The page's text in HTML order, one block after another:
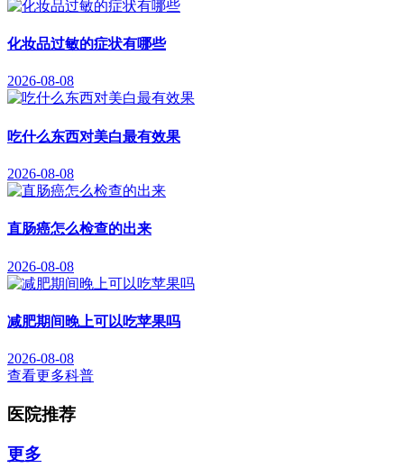
化妆品过敏的症状有哪些
2026-08-08
吃什么东西对美白最有效果
2026-08-08
直肠癌怎么检查的出来
2026-08-08
减肥期间晚上可以吃苹果吗
2026-08-08
查看更多科普
医院推荐
更多